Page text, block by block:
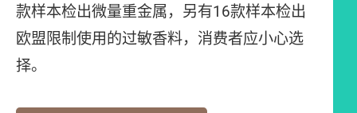
款样本检出微量重金属，另有16款样本检出
欧盟限制使用的过敏香料，消费者应小心选
择。